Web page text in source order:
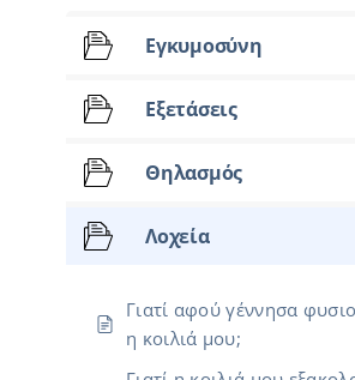
Εγκυμοσύνη
Εξετάσεις
Θηλασμός
Λοχεία
Γιατί αφού γέννησα
η κοιλιά μου;